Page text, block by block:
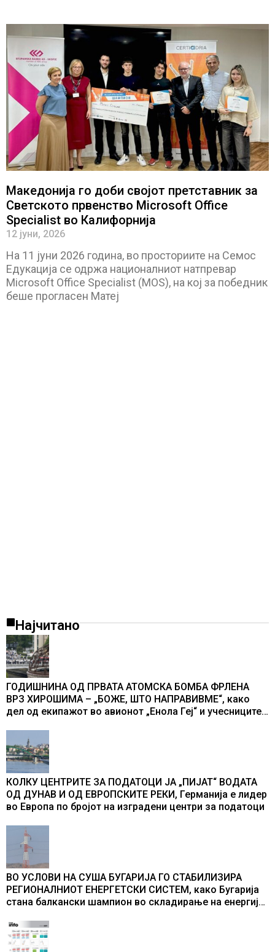
Македонија го доби својот претставник за
Светското првенство Microsoft Office
Specialist во Калифорнија
12 јуни, 2026
На 11 јуни 2026 година, во просториите на Семос
Едукација се одржа националниот натпревар
Microsoft Office Specialist (MOS), на кој за победник
беше прогласен Матеј
Најчитано
ГОДИШНИНА ОД ПРВАТА АТОМСКА БОМБА ФРЛЕНА
ВРЗ ХИРОШИМА – „БОЖЕ, ШТО НАПРАВИВМЕ“, како
дел од екипажот во авионот „Енола Геј“ и учесниците
промени текот на историјата
КОЛКУ ЦЕНТРИТЕ ЗА ПОДАТОЦИ ЈА „ПИЈАТ“ ВОДАТА
ОД ДУНАВ И ОД ЕВРОПСКИТЕ РЕКИ, Германија е лидер
во Европа по бројот на изградени центри за податоци
ВО УСЛОВИ НА СУША БУГАРИЈА ГО СТАБИЛИЗИРА
РЕГИОНАЛНИОТ ЕНЕРГЕТСКИ СИСТЕМ, како Бугарија
стана балкански шампион во складирање на енергија